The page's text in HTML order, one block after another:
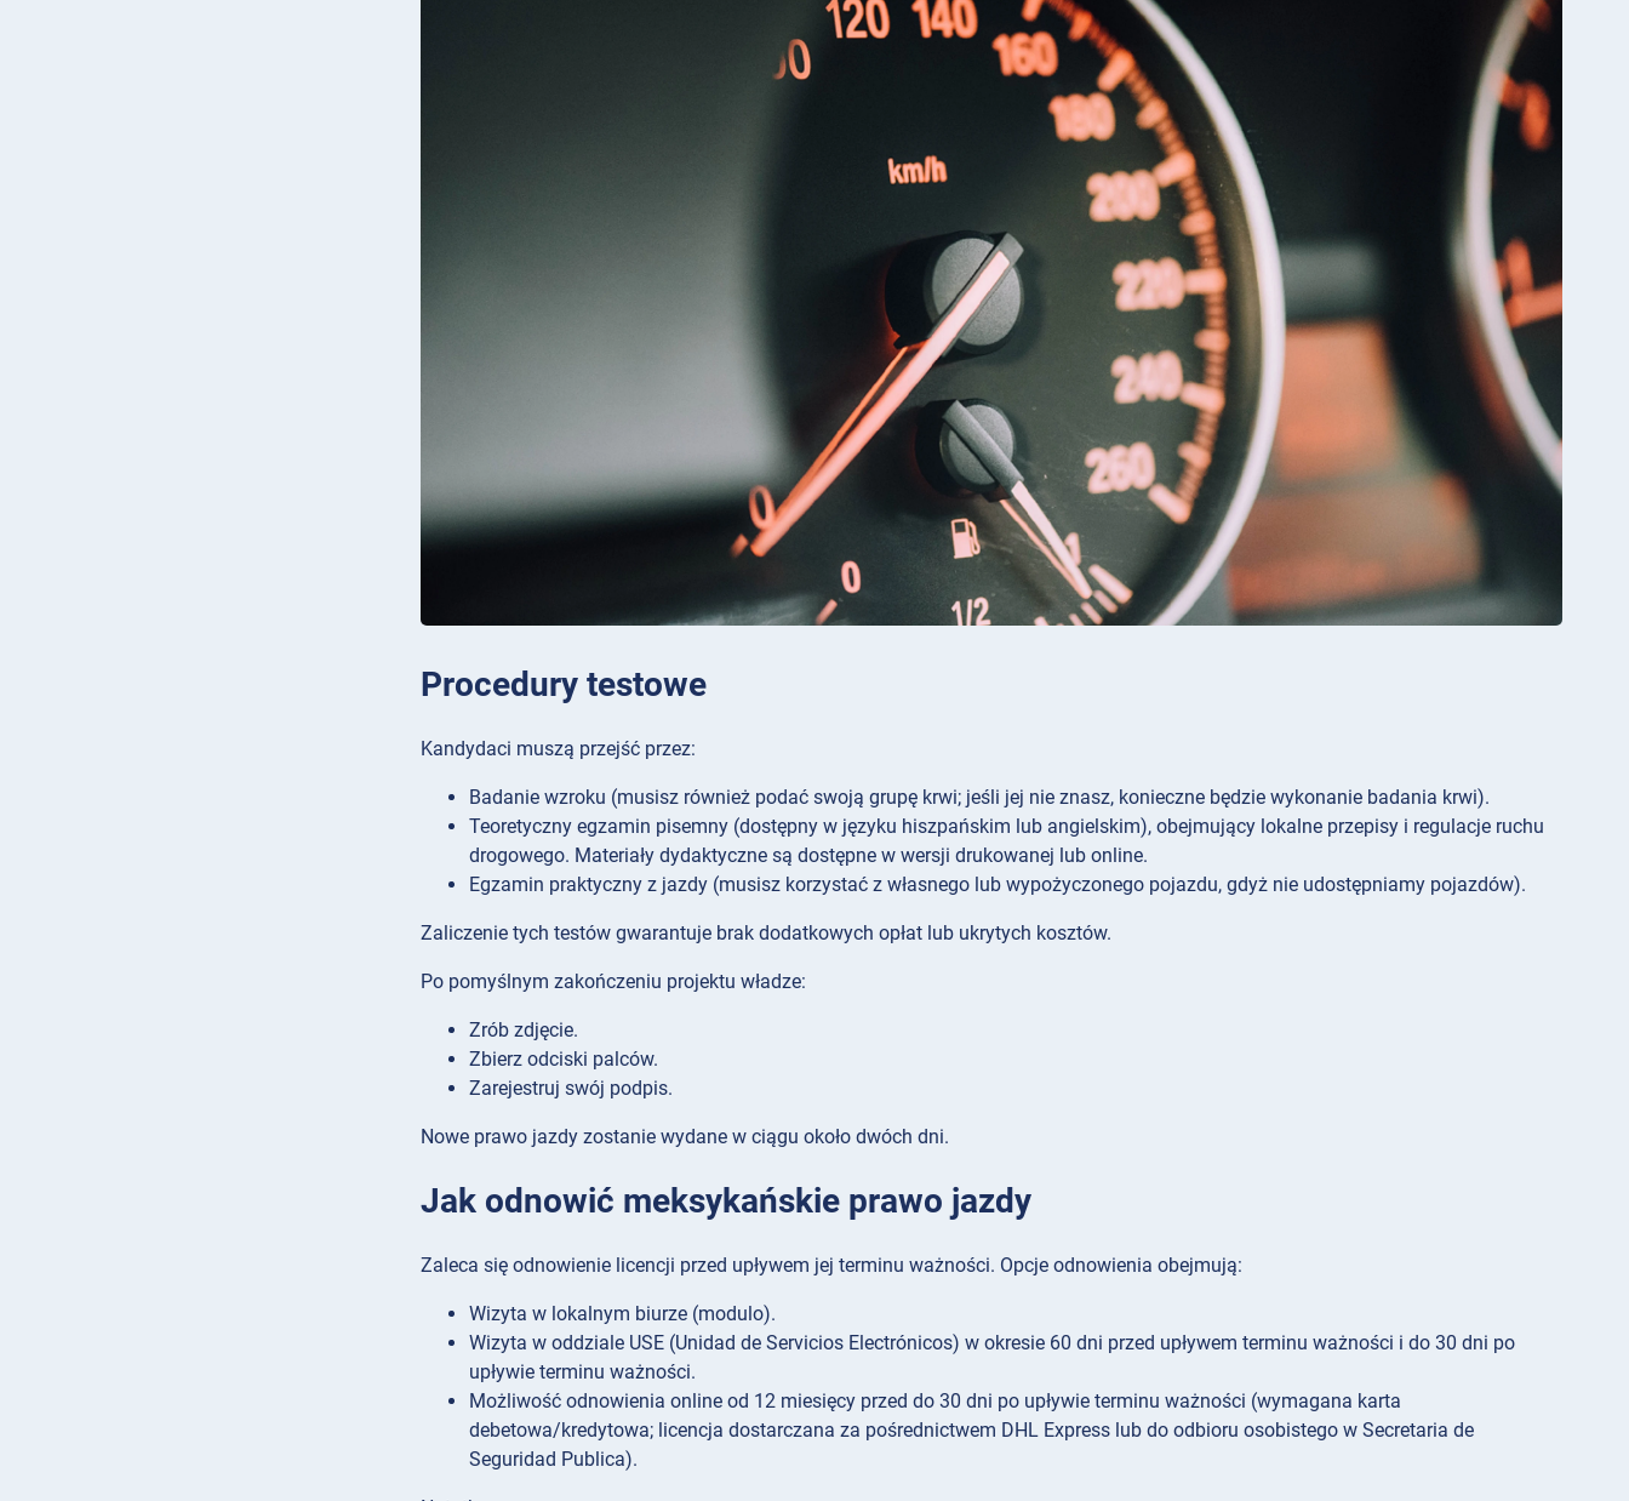
Procedury testowe
Kandydaci muszą przejść przez:
Badanie wzroku (musisz również podać swoją grupę krwi; jeśli jej nie znasz, konieczne będzie wykonanie badania krwi).
Teoretyczny egzamin pisemny (dostępny w języku hiszpańskim lub angielskim), obejmujący lokalne przepisy i regulacje ruchu
drogowego. Materiały dydaktyczne są dostępne w wersji drukowanej lub online.
Egzamin praktyczny z jazdy (musisz korzystać z własnego lub wypożyczonego pojazdu, gdyż nie udostępniamy pojazdów).
Zaliczenie tych testów gwarantuje brak dodatkowych opłat lub ukrytych kosztów.
Po pomyślnym zakończeniu projektu władze:
Zrób zdjęcie.
Zbierz odciski palców.
Zarejestruj swój podpis.
Nowe prawo jazdy zostanie wydane w ciągu około dwóch dni.
Jak odnowić meksykańskie prawo jazdy
Zaleca się odnowienie licencji przed upływem jej terminu ważności. Opcje odnowienia obejmują:
Wizyta w lokalnym biurze (modulo).
Wizyta w oddziale USE (Unidad de Servicios Electrónicos) w okresie 60 dni przed upływem terminu ważności i do 30 dni po
upływie terminu ważności.
Możliwość odnowienia online od 12 miesięcy przed do 30 dni po upływie terminu ważności (wymagana karta
debetowa/kredytowa; licencja dostarczana za pośrednictwem DHL Express lub do odbioru osobistego w Secretaria de
Seguridad Publica).